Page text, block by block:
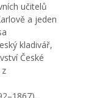
učitelů
a jeden
kladivář,
České